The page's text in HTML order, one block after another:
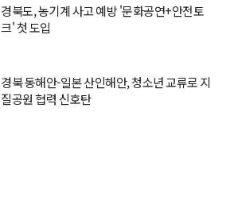
경북도, 농기계 사고 예방 '문화공연+안전토
크' 첫 도입
경북 동해안-일본 산인해안, 청소년 교류로 지
질공원 협력 신호탄